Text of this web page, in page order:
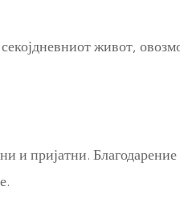
живот,
и пријатни.